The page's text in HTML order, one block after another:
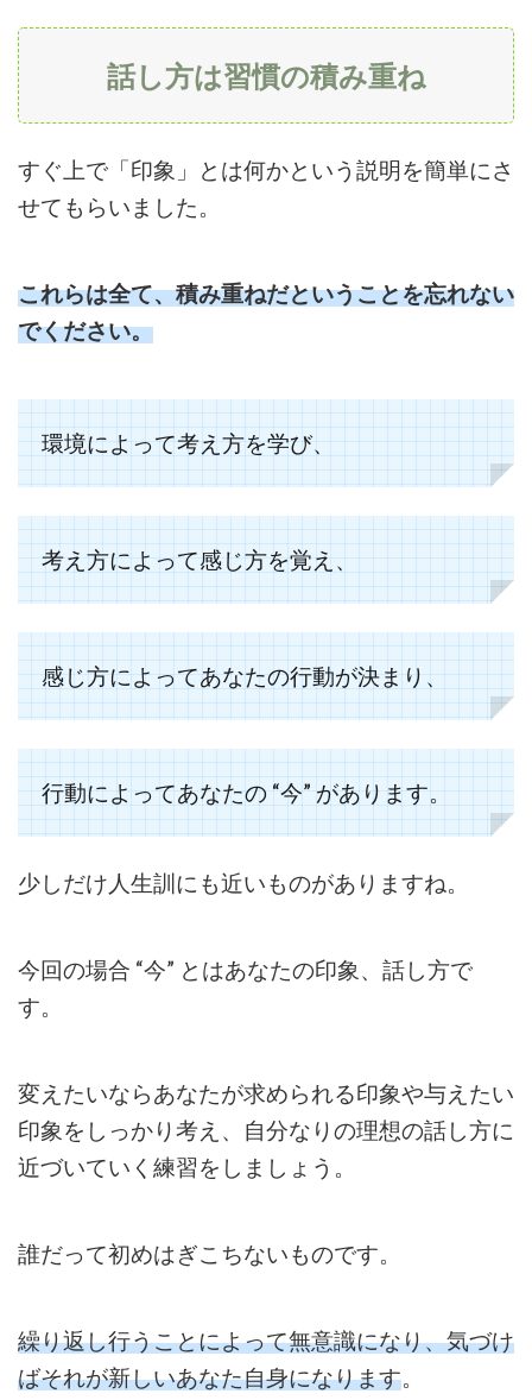
話し方は習慣の積み重ね
すぐ上で「印象」とは何かという説明を簡単にさ
せてもらいました。
これらは全て、積み重ねだということを忘れない
でください。
環境によって考え方を学び、
考え方によって感じ方を覚え、
感じ方によってあなたの行動が決まり、
行動によってあなたの“今”があります。
少しだけ人生訓にも近いものがありますね。
今回の場合 “今” とはあなたの印象、話し方で
す。
変えたいならあなたが求められる印象や与えたい
印象をしっかり考え、自分なりの理想の話し方に
近づいていく練習をしましょう。
誰だって初めはぎこちないものです。
繰り返し行うことによって無意識になり、気づけ
ばそれが新しいあなた自身になります。